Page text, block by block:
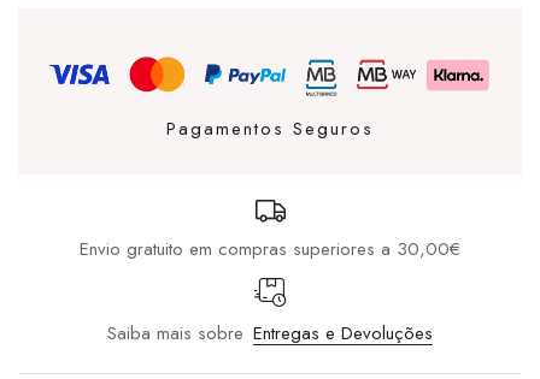
Black
Pagamentos Seguros
Envio gratuito em compras superiores a 30,00€
Saiba mais sobre Entregas e Devoluções